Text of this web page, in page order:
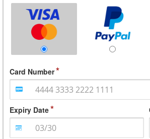
Card Number
Expiry Date